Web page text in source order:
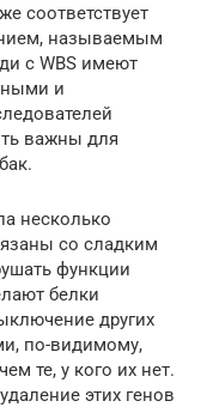
соответствует
называемым
с WBS имеют
и
важны для
несколько
со сладким
функции
белки
других
по-видимому,
те, у кого их нет.
этих генов